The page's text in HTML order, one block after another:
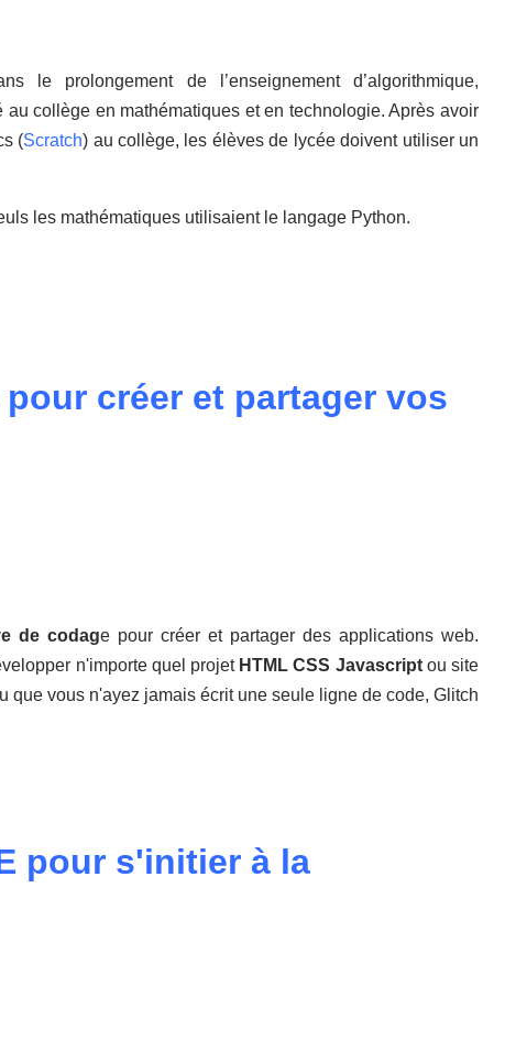
le prolongement de l’enseignement d’algorithmique,
au collège en mathématiques et en technologie. Après avoir
(Scratch) au collège, les élèves de lycée doivent utiliser un
les mathématiques utilisaient le langage Python.
créer et partager vos
de codage pour créer et partager des applications web.
n'importe quel projetHTML CSS Javascriptou site
que vous n'ayez jamais écrit une seule ligne de code, Glitch
pour s'initier à la